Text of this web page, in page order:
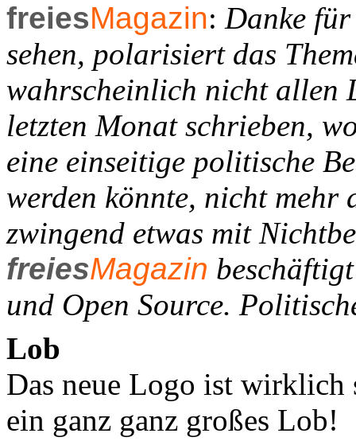
freiesMagazin: Danke für
sehen, polarisiert das
wahrscheinlich nicht allen
letzten Monat schrieben,
eine einseitige politische
werden könnte, nicht
zwingend etwas mit
freiesMagazin
und Open Source.
Lob
Das neue Logo ist wirklich
ein ganz ganz großes Lob!